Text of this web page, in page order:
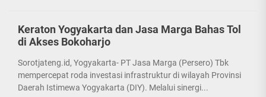
Keraton Yogyakarta dan Jasa Marga Bahas Tol
di Akses Bokoharjo
Sorotjateng.id, Yogyakarta- PT Jasa Marga (Persero) Tbk
mempercepat roda investasi infrastruktur di wilayah Provinsi
Daerah Istimewa Yogyakarta (DIY). Melalui sinergi...